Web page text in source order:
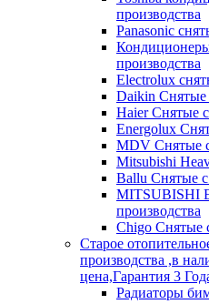
производства
Panasonic
производства
Electrolux
Daikin Снятые
Haier Снятые
Energolux
MDV Снятые
Mitsubishi
Ballu Снятые с
MITSUBISHI
производства
Chigo Снятые
Старое
производства ,в
цена,Гарантия 3
Радиаторы